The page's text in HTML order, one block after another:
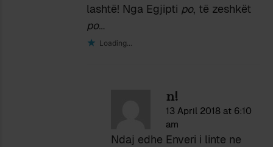
lashtë! Nga Egjipti po, të zeshkët
po…
Loading...
n!
13 April 2018 at 6:10
am
Ndaj edhe Enveri i linte ne